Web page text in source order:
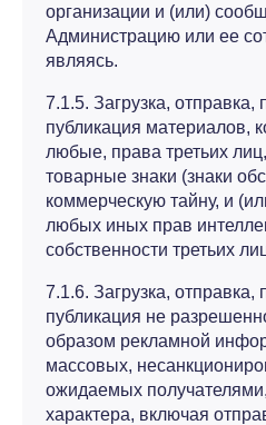
организации и (или)
Администрацию или ее
являясь.
7.1.5. Загрузка, отправка,
публикация материалов,
любые, права третьих
товарные знаки (знаки
коммерческую тайну, и
любых иных прав
собственности третьих
7.1.6. Загрузка, отправка,
публикация не
образом рекламной
массовых,
ожидаемых
характера, включая